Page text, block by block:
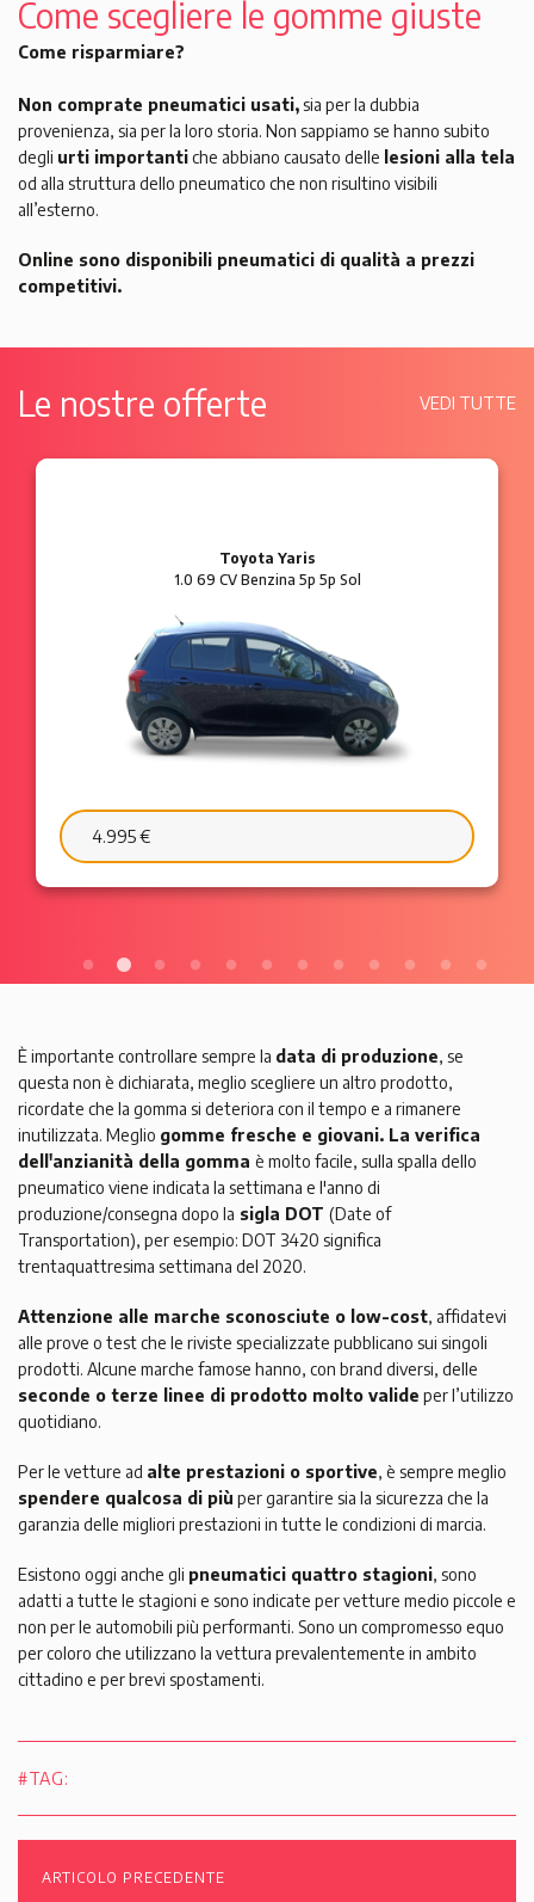
Come scegliere le gomme giuste
Come risparmiare?
Non comprate pneumatici usati,sia per la dubbia
provenienza, sia per la loro storia. Non sappiamo se hanno subito
degli urti importantiche abbiano causato delle lesioni alla tela
od alla struttura dello pneumatico che non risultino visibili
all’esterno.
Online sono disponibili pneumatici di qualità a prezzi
competitivi.
Le nostre offerte VEDI TUTTE
Ford Ka
1.2 8V 69 CV Benzina 3p Plus
6.595 €
È importante controllare sempre la data di produzione, se
questa non è dichiarata, meglio scegliere un altro prodotto,
ricordate che la gomma si deteriora con il tempo e a rimanere
inutilizzata. Meglio gomme fresche e giovani. La verifica
dell'anzianità della gomma è molto facile, sulla spalla dello
pneumatico viene indicata la settimana e l'anno di
produzione/consegna dopo la sigla DOT (Date of
Transportation), per esempio: DOT 3420 significa
trentaquattresima settimana del 2020.
Attenzione alle marche sconosciute o low-cost, affidatevi
alle prove o test che le riviste specializzate pubblicano sui singoli
prodotti. Alcune marche famose hanno, con brand diversi, delle
seconde o terze linee di prodotto molto valide per l’utilizzo
quotidiano.
Per le vetture ad alte prestazioni o sportive, è sempre meglio
spendere qualcosa di più per garantire sia la sicurezza che la
garanzia delle migliori prestazioni in tutte le condizioni di marcia.
Esistono oggi anche gli pneumatici quattro stagioni, sono
adatti a tutte le stagioni e sono indicate per vetture medio piccole e
non per le automobili più performanti. Sono un compromesso equo
per coloro che utilizzano la vettura prevalentemente in ambito
cittadino e per brevi spostamenti.
#TAG:
ARTICOLO PRECEDENTE